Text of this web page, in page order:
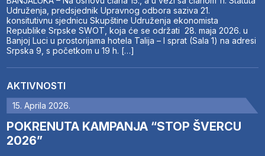
Udruženja, predsjednik Upravnog odbora saziva 21.
konsitutivnu sjednicu Skupštine Udruženja ekonomista
Republike Srpske SWOT, koja će se održati 28. maja 2026. u
Banjoj Luci u prostorijama hotela Talija – I sprat (Sala 1) na adresi
Srpska 9, s početkom u 19 h. […]
AKTIVNOSTI
15. Aprila 2026.
POKRENUTA KAMPANJA “STOP ŠVERCU
2026”